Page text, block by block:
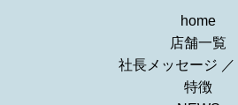
home
店舗一覧
社長メッセージ ／
特徴